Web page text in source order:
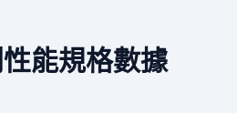
能規格數據